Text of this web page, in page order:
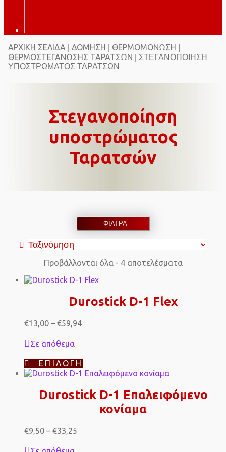
ΑΡΧΙΚΉ ΣΕΛΊΔΑ ΔΌΜΗΣΗ ΘΕΡΜΟΜΌΝΩΣΗ
ΘΕΡΜΟΣΤΕΓΆΝΩΣΗΣ ΤΑΡΑΤΣΏΝ | ΣΤΕΓΑΝΟΠΟΊΗΣΗ
ΥΠΟΣΤΡΏΜΑΤΟΣ ΤΑΡΑΤΣΏΝ
Στεγανοποίηση
υποστρώματος
Ταρατσών
ΦΙΛΤΡΑ
Προβάλλονται όλα - 4 αποτελέσματα
Durostick D-1 Flex
€13,00 – €59,94Price
€59,94
Σε απόθεμα
ΕΠΙΛΟΓΉ Αυτό
το
έχει
πολλαπλές
παραλλαγές.
Durostick D-1 Επαλειφόμενο
κονίαμα
€9,50 – €33,25